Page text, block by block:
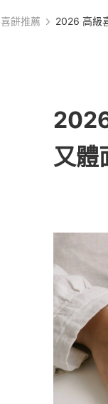
喜餅推薦 2026 高級
又體